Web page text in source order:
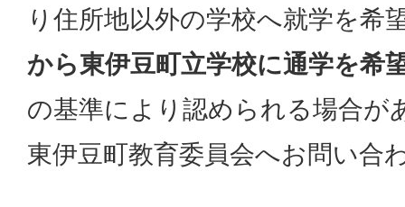
り住所地以外の学校へ就学を希
から東伊豆町立学校に通学を希
の基準により認められる場合が
東伊豆町教育委員会へお問い合